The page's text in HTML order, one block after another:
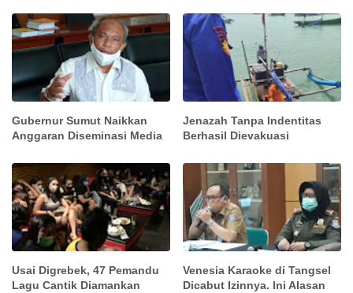
Gubernur Sumut Naikkan
Anggaran Diseminasi Media
Jenazah Tanpa Indentitas
Berhasil Dievakuasi
Usai Digrebek, 47 Pemandu
Lagu Cantik Diamankan
Venesia Karaoke di Tangsel
Dicabut Izinnya. Ini Alasan